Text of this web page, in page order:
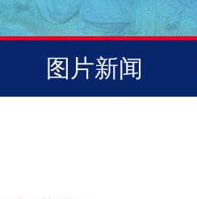
图片新闻